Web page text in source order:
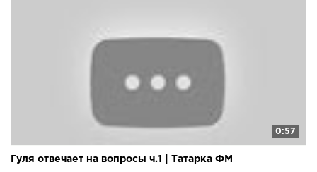
0:57
Гуля отвечает на вопросы ч.1 | Татарка ФМ